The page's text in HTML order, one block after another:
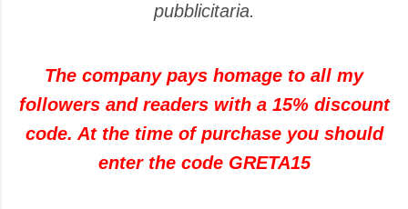
pubblicitaria.
The company pays homage to all my
followers and readers with a 15% discount
code. At the time of purchase you should
enter the code GRETA15